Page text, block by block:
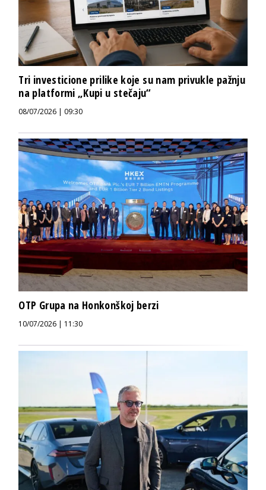
Tri investicione prilike koje su nam privukle pažnju
na platformi „Kupi u stečaju“
08/07/2026 | 09:30
OTP Grupa na Honkonškoj berzi
10/07/2026 | 11:30